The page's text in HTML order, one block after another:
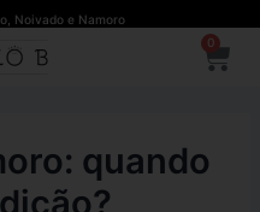
Noivado e Namoro
0
quando